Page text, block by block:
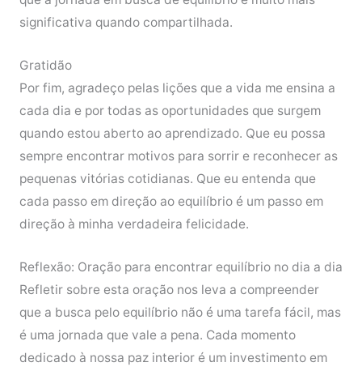
significativa quando compartilhada.
Gratidão
Por fim, agradeço pelas lições que a vida me ensina a
cada dia e por todas as oportunidades que surgem
quando estou aberto ao aprendizado. Que eu possa
sempre encontrar motivos para sorrir e reconhecer as
pequenas vitórias cotidianas. Que eu entenda que
cada passo em direção ao equilíbrio é um passo em
direção à minha verdadeira felicidade.
Reflexão: Oração para encontrar equilíbrio no dia a dia
Refletir sobre esta oração nos leva a compreender
que a busca pelo equilíbrio não é uma tarefa fácil, mas
é uma jornada que vale a pena. Cada momento
dedicado à nossa paz interior é um investimento em